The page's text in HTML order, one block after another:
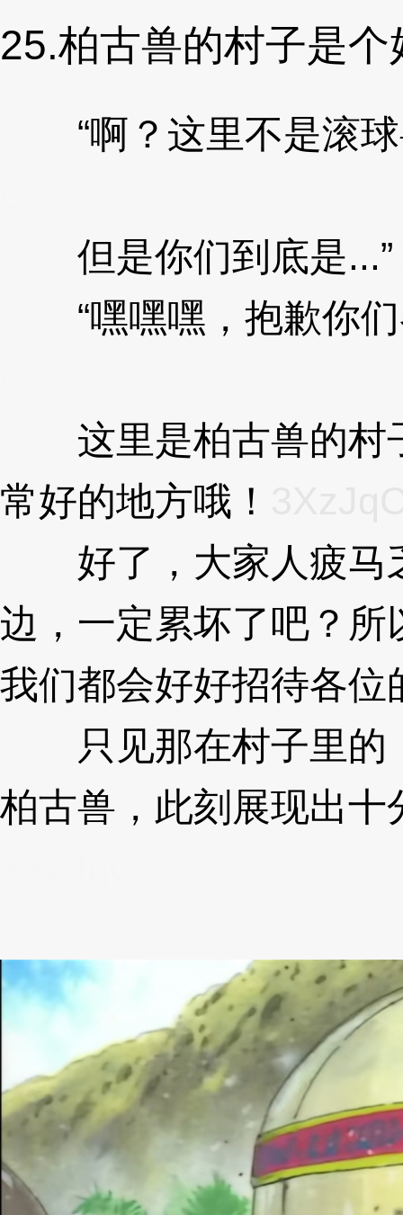
25.柏古兽的村子是个
“啊？这里不是滚球
但是你们到底是...”
“嘿嘿嘿，抱歉你们
这里是柏古兽的村
常好的地方哦！
好了，大家人疲马
边，一定累坏了吧？
我们都会好好招待各位
只见那在村子里的
柏古兽，此刻展现出